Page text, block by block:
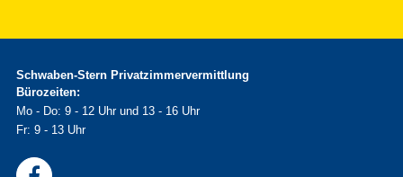
Schwaben-Stern Privatzimmervermittlung
Bürozeiten:
Mo - Do: 9 - 12 Uhr und 13 - 16 Uhr
Fr: 9 - 13 Uhr